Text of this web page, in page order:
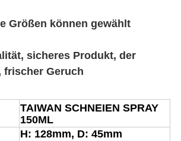
Größen können gewählt
sicheres Produkt, der
frischer Geruch
TAIWAN SCHNEIEN SPRAY
150ML
H: 128mm, D: 45mm